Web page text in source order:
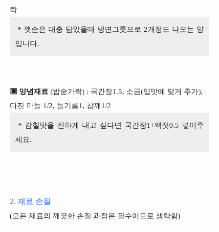
락
* 깻순은 대충 담았을때 냉면그릇으로 2개정도 나오는 양
입니다.
▣ 양념재료 (밥숟가락) : 국간장1.5, 소금(입맛에 맞게 추가),
다진 마늘 1/2, 들기름1, 참깨1/2
* 감칠맛을 진하게 내고 싶다면 국간장1+액젓0.5 넣어주
세요.
2. 재료 손질
(모든 재료의 깨끗한 손질 과정은 필수이므로 생략함)